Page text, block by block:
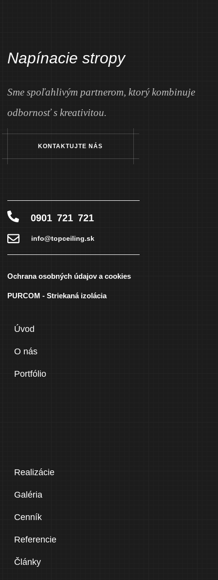
Napínacie stropy
Sme spoľahlivým partnerom, ktorý kombinuje
odbornosť s kreativitou.
KONTAKTUJTE NÁS
0901 721 721
info@topceiling.sk
Ochrana osobných údajov a cookies
PURCOM - Striekaná izolácia
Úvod
O nás
Portfólio
Realizácie
Galéria
Cenník
Referencie
Články